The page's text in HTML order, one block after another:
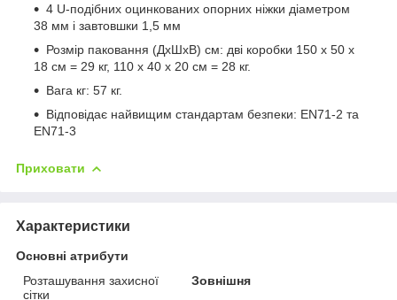
4 U-подібних оцинкованих опорних ніжки діаметром
38 мм і завтовшки 1,5 мм
Розмір паковання (ДхШхВ) см: дві коробки 150 х 50 х
18 см = 29 кг, 110 х 40 х 20 см = 28 кг.
Вага кг: 57 кг.
Відповідає найвищим стандартам безпеки: EN71-2 та
EN71-3
Приховати
Характеристики
Основні атрибути
Розташування захисної
сітки
Зовнішня